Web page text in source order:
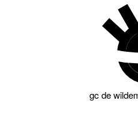
gcde